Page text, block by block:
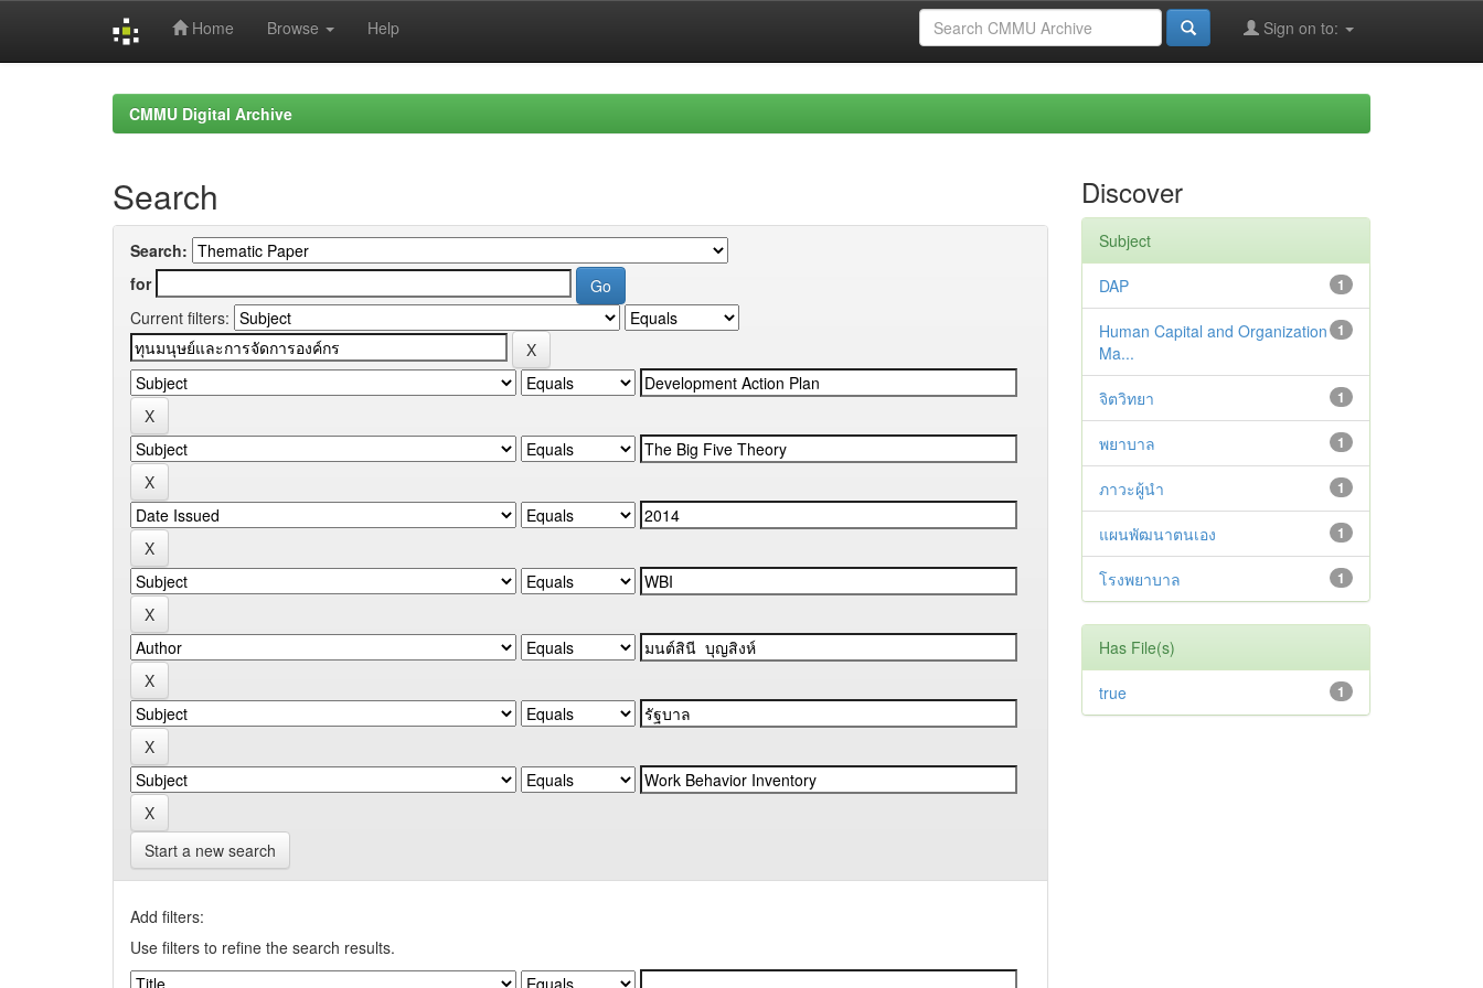
Home Browse Help Sign on to:
CMMU Digital Archive
Search
Search:
for
Current filters:
Start a new search
Add filters:
Use filters to refine the search results.
Discover
Subject
1
DAP
1
Human Capital and Organization
Ma...
1
จิตวิทยา
1
พยาบาล
1
ภาวะผู้นำ
1
แผนพัฒนาตนเอง
1
โรงพยาบาล
Has File(s)
1
true